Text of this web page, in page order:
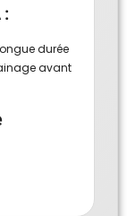
:
durée
avant